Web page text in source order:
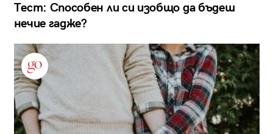
Тест: Способен ли си изобщо да бъдеш
нечие гадже?